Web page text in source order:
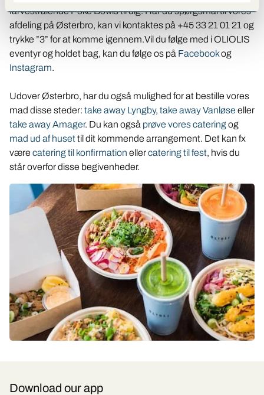
farvestrålende Poke Bowls til dig. Har du spørgsmål til vores
afdeling på Østerbro, kan vi kontaktes på +45 33 21 01 21 og
trykke ”3” for at komme igennem.Vil du følge med i OLIOLIS
eventyr og holdet bag, kan du følge os på Facebookog
Instagram.
Udover Østerbro, har du også mulighed for at bestille vores
mad disse steder: take away Lyngby, take away Vanløse eller
take away Amager. Du kan også prøve vores cateringog
mad ud af husettil dit kommende arrangement. Det kan fx
være catering til konfirmation ellercatering til fest, hvis du
står overfor disse begivenheder.
Download our app